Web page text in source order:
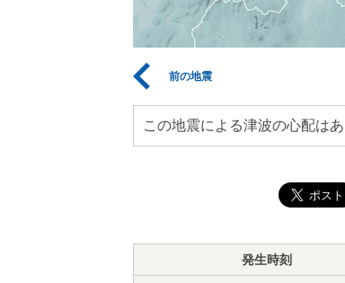
前の地震
この地震による津波の心配はあ
発生時刻